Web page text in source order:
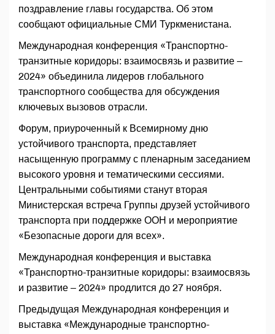
поздравление главы государства. Об этом
сообщают официальные СМИ Туркменистана.
Международная конференция «Транспортно-
транзитные коридоры: взаимосвязь и развитие –
2024» объединила лидеров глобального
транспортного сообщества для обсуждения
ключевых вызовов отрасли.
Форум, приуроченный к Всемирному дню
устойчивого транспорта, представляет
насыщенную программу с пленарным заседанием
высокого уровня и тематическими сессиями.
Центральными событиями станут вторая
Министерская встреча Группы друзей устойчивого
транспорта при поддержке ООН и мероприятие
«Безопасные дороги для всех».
Международная конференция и выставка
«Транспортно-транзитные коридоры: взаимосвязь
и развитие – 2024» продлится до 27 ноября.
Предыдущая Международная конференция и
выставка «Международные транспортно-